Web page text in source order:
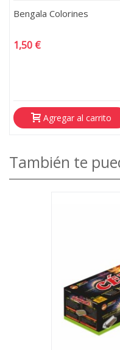
Bengala Colorines
1,50 €
Agregar al carrito
También te